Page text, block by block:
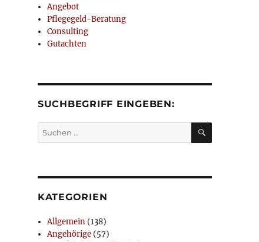
Angebot
Pflegegeld-Beratung
Consulting
Gutachten
SUCHBEGRIFF EINGEBEN:
Suchen
nach:
SUCHEN
KATEGORIEN
Allgemein (138)
Angehörige (57)